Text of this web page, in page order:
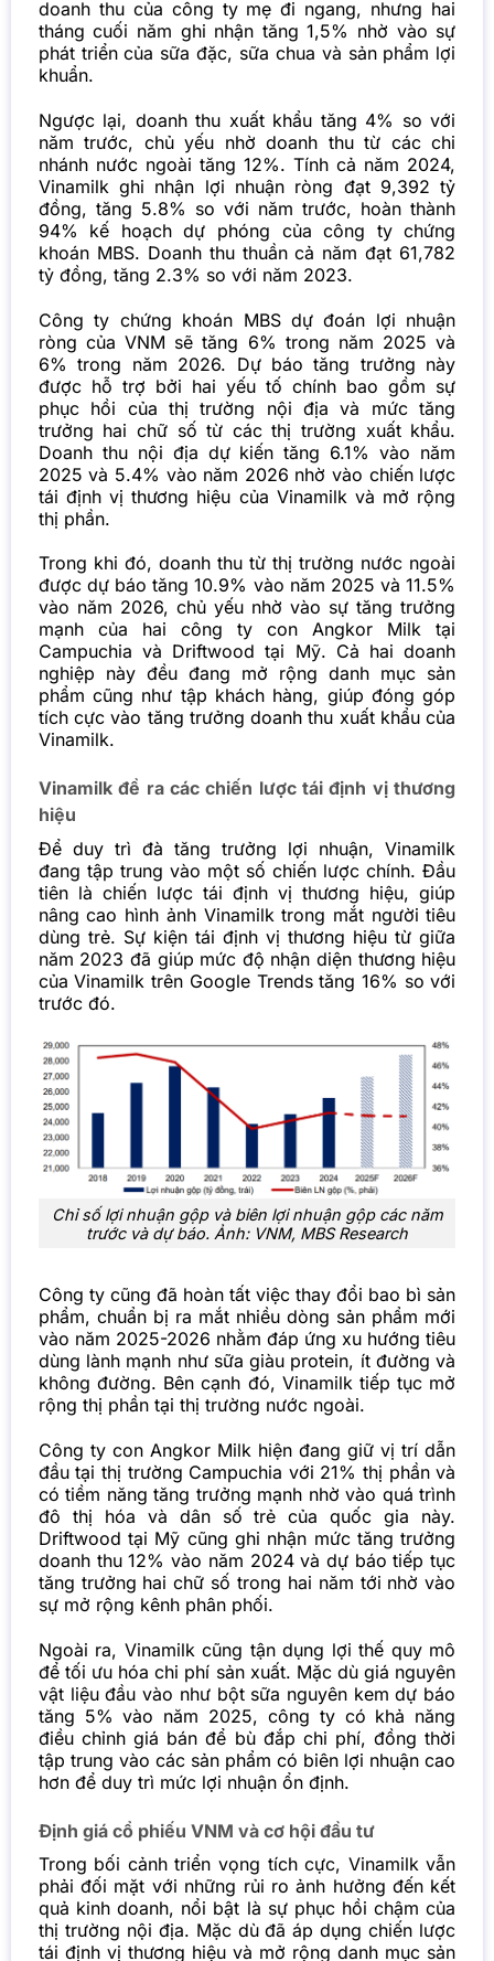
doanh thu của công ty mẹ đi ngang, nhưng hai
tháng cuối năm ghi nhận tăng 1,5% nhờ vào sự
phát triển của sữa đặc, sữa chua và sản phẩm lợi
khuẩn.
Ngược lại, doanh thu xuất khẩu tăng 4% so với
năm trước, chủ yếu nhờ doanh thu từ các chi
nhánh nước ngoài tăng 12%. Tính cả năm 2024,
Vinamilk ghi nhận lợi nhuận ròng đạt 9,392 tỷ
đồng, tăng 5.8% so với năm trước, hoàn thành
94% kế hoạch dự phóng của công ty chứng
khoán MBS. Doanh thu thuần cả năm đạt 61,782
tỷ đồng, tăng 2.3% so với năm 2023.
Công ty chứng khoán MBS dự đoán lợi nhuận
ròng của VNM sẽ tăng 6% trong năm 2025 và
6% trong năm 2026. Dự báo tăng trưởng này
được hỗ trợ bởi hai yếu tố chính bao gồm sự
phục hồi của thị trường nội địa và mức tăng
trưởng hai chữ số từ các thị trường xuất khẩu.
Doanh thu nội địa dự kiến tăng 6.1% vào năm
2025 và 5.4% vào năm 2026 nhờ vào chiến lược
tái định vị thương hiệu của Vinamilk và mở rộng
thị phần.
Trong khi đó, doanh thu từ thị trường nước ngoài
được dự báo tăng 10.9% vào năm 2025 và 11.5%
vào năm 2026, chủ yếu nhờ vào sự tăng trưởng
mạnh của hai công ty con Angkor Milk tại
Campuchia và Driftwood tại Mỹ. Cả hai doanh
nghiệp này đều đang mở rộng danh mục sản
phẩm cũng như tập khách hàng, giúp đóng góp
tích cực vào tăng trưởng doanh thu xuất khẩu của
Vinamilk.
Vinamilk đề ra các chiến lược tái định vị thương
hiệu
Để duy trì đà tăng trưởng lợi nhuận, Vinamilk
đang tập trung vào một số chiến lược chính. Đầu
tiên là chiến lược tái định vị thương hiệu, giúp
nâng cao hình ảnh Vinamilk trong mắt người tiêu
dùng trẻ. Sự kiện tái định vị thương hiệu từ giữa
năm 2023 đã giúp mức độ nhận diện thương hiệu
của Vinamilk trên Google Trends tăng 16% so với
trước đó.
Chỉ số lợi nhuận gộp và biên lợi nhuận gộp các năm
trước và dự báo. Ảnh: VNM, MBS Research
Công ty cũng đã hoàn tất việc thay đổi bao bì sản
phẩm, chuẩn bị ra mắt nhiều dòng sản phẩm mới
vào năm 2025-2026 nhằm đáp ứng xu hướng tiêu
dùng lành mạnh như sữa giàu protein, ít đường và
không đường. Bên cạnh đó, Vinamilk tiếp tục mở
rộng thị phần tại thị trường nước ngoài.
Công ty con Angkor Milk hiện đang giữ vị trí dẫn
đầu tại thị trường Campuchia với 21% thị phần và
có tiềm năng tăng trưởng mạnh nhờ vào quá trình
đô thị hóa và dân số trẻ của quốc gia này.
Driftwood tại Mỹ cũng ghi nhận mức tăng trưởng
doanh thu 12% vào năm 2024 và dự báo tiếp tục
tăng trưởng hai chữ số trong hai năm tới nhờ vào
sự mở rộng kênh phân phối.
Ngoài ra, Vinamilk cũng tận dụng lợi thế quy mô
để tối ưu hóa chi phí sản xuất. Mặc dù giá nguyên
vật liệu đầu vào như bột sữa nguyên kem dự báo
tăng 5% vào năm 2025, công ty có khả năng
điều chỉnh giá bán để bù đắp chi phí, đồng thời
tập trung vào các sản phẩm có biên lợi nhuận cao
hơn để duy trì mức lợi nhuận ổn định.
Định giá cổ phiếu VNM và cơ hội đầu tư
Trong bối cảnh triển vọng tích cực, Vinamilk vẫn
phải đối mặt với những rủi ro ảnh hưởng đến kết
quả kinh doanh, nổi bật là sự phục hồi chậm của
thị trường nội địa. Mặc dù đã áp dụng chiến lược
tái định vị thương hiệu và mở rộng danh mục sản